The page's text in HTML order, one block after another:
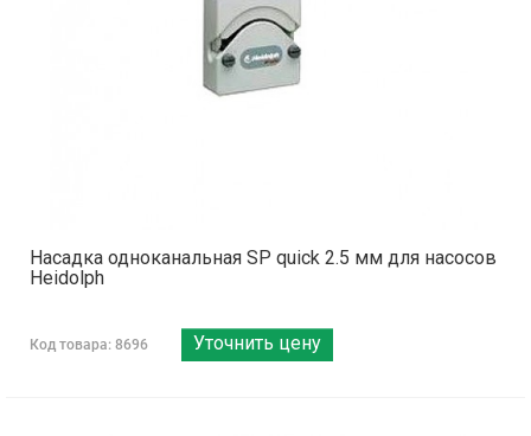
Насадка одноканальная SP quick 2.5 мм для насосов
Heidolph
Код товара: 8696 Уточнить цену